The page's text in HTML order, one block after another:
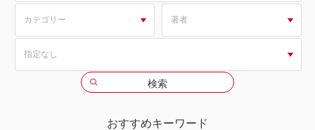
おすすめキーワード